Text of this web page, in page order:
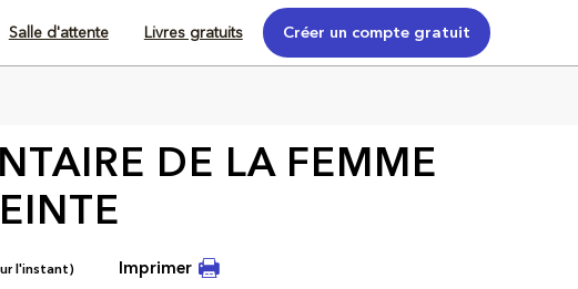
Salle d'attente Livres gratuits Créer un compte gratuit
DE LA FEMME
l'instant) Imprimer